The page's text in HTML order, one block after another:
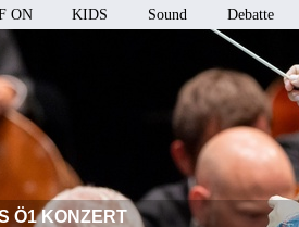
ON KIDS Sound Debatte
Ö1 KONZERT